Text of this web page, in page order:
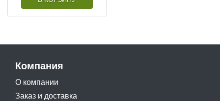
Компания
О компании
Заказ и доставка